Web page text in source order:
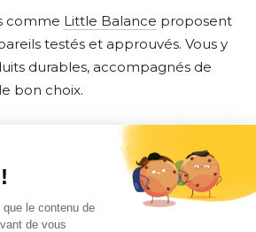
comme Little Balance proposent
testés et approuvés. Vous y
durables, accompagnés de
bon choix.